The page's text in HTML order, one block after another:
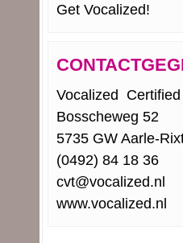
Get Vocalized!
Vocalized 
Bosscheweg 52
5735 GW Aarle-
(0492) 84 18 36
cvt@vocalized.nl
www.vocalized.nl